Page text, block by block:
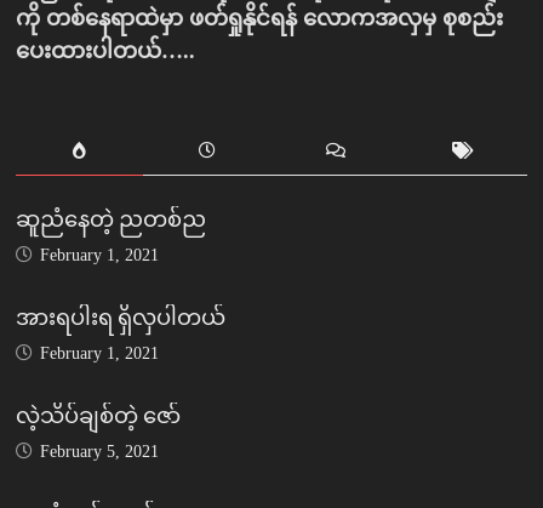
ကို တစ်နေရာထဲမှာ ဖတ်ရှုနိုင်ရန် လောကအလှမှ စုစည်း
ပေးထားပါတယ်…..
ဆူညံနေတဲ့ ညတစ်ည
February 1, 2021
အားရပါးရ ရှိလှပါတယ်
February 1, 2021
လဲ့သိပ်ချစ်တဲ့ ဇော်
February 5, 2021